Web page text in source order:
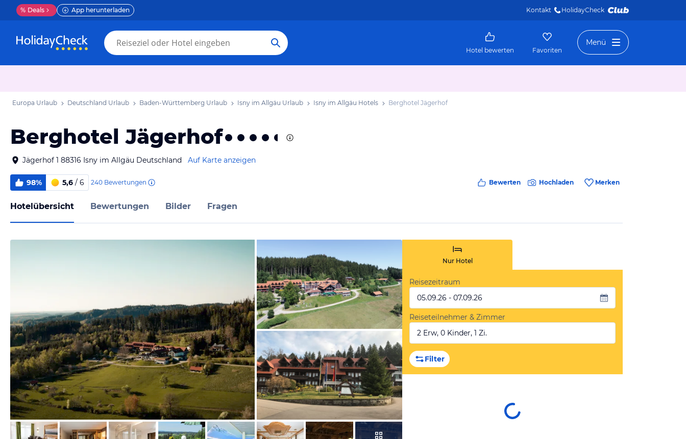
% Deals App herunterladen Kontakt HolidayCheck
Hotel bewerten Favoriten
Menü
Europa Urlaub Deutschland Urlaub Baden-Württemberg Urlaub Isny im Allgäu Urlaub Isny im Allgäu Hotels Berghotel Jägerhof
Berghotel Jägerhof
Jägerhof 1 88316 Isny im Allgäu Deutschland Auf Karte anzeigen
98% 5,6 / 6 240 Bewertungen Bewerten Hochladen Merken
Hotelübersicht Bewertungen Bilder Fragen
vom Hotelier, März 2018
Nur Hotel
Reisezeitraum
05.09.26 - 07.09.26
Reiseteilnehmer & Zimmer
2 Erw, 0 Kinder, 1 Zi.
Filter